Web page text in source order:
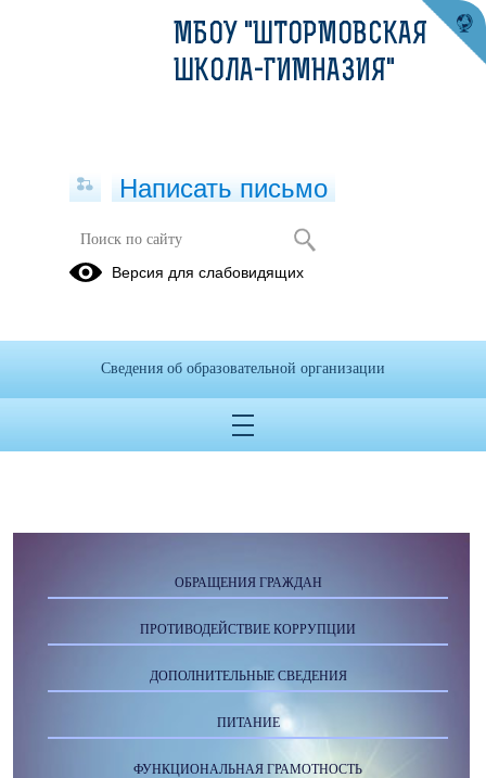
Режим занятий
ОБРАЩЕНИЯ ГРАЖДАН
ПРОТИВОДЕЙСТВИЕ КОРРУПЦИИ
ДОПОЛНИТЕЛЬНЫЕ СВЕДЕНИЯ
ПИТАНИЕ
ФУНКЦИОНАЛЬНАЯ ГРАМОТНОСТЬ
МБОУ "ШТОРМОВСКАЯ
ШКОЛА-ГИМНАЗИЯ"
Написать письмо
Версия для слабовидящих
Сведения об образовательной организации